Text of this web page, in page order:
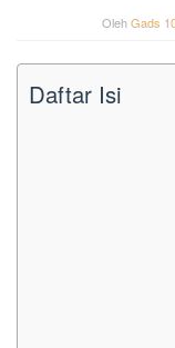
OlehGads
Daftar Isi